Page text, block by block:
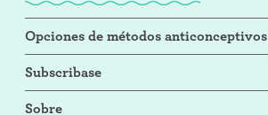
Opciones de métodos anticonceptivos
Subscribase
Sobre